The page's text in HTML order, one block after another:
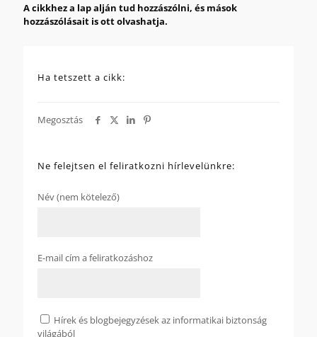
A cikkhez a lap alján tud hozzászólni, és mások
hozzászólásait is ott olvashatja.
Ha tetszett a cikk:
Megosztás
Ne felejtsen el feliratkozni hírlevelünkre:
Név (nem kötelező)
E-mail cím a feliratkozáshoz
Hírek és blogbejegyzések az informatikai biztonság
világából